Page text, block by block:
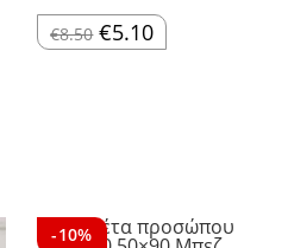
€8.50 Original
price
€5.10Η
τρέχουσα
-10%